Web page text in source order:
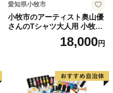
平良字西里１１４０番地
ーーーーーーーーーーーー
愛知県小牧市
小牧市のアーティスト奥山優
さんのTシャツ大人用 小牧市
18,000円